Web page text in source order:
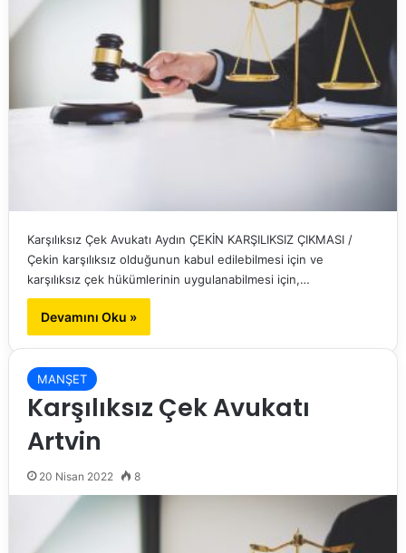
Karşılıksız Çek Avukatı Aydın ÇEKİN KARŞILIKSIZ ÇIKMASI /
Çekin karşılıksız olduğunun kabul edilebilmesi için ve
karşılıksız çek hükümlerinin uygulanabilmesi için,…
Devamını Oku »
MANŞET
Karşılıksız Çek Avukatı
Artvin
20 Nisan 2022 8